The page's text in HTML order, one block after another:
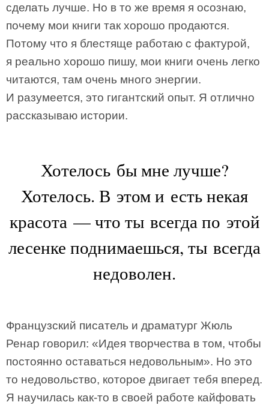
сделать лучше. Но в то же время я осознаю,
почему мои книги так хорошо продаются.
Потому что я блестяще работаю с фактурой,
я реально хорошо пишу, мои книги очень легко
читаются, там очень много энергии.
И разумеется, это гигантский опыт. Я отлично
рассказываю истории.
Хотелось бы мне лучше?
Хотелось. В этом и есть некая
красота — что ты всегда по этой
лесенке поднимаешься, ты всегда
недоволен.
Французский писатель и драматург Жюль
Ренар говорил: «Идея творчества в том, чтобы
постоянно оставаться недовольным». Но это
то недовольство, которое двигает тебя вперед.
Я научилась как-то в своей работе кайфовать